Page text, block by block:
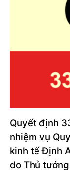
Quyết định
nhiệm vụ
kinh tế Định
do Thủ